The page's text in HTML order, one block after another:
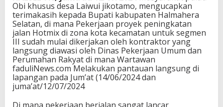
Obi khusus desa Laiwui jikotamo, mengucapkan
terimakasih kepada Bupati kabupaten Halmahera
Selatan, di mana Pekerjaan proyek peningkatan
jalan Hotmix di zona kota kecamatan untuk segmen
III sudah mulai dikerjakan oleh kontraktor yang
langsung diawasi oleh Dinas Pekerjaan Umum dan
Perumahan Rakyat di mana Wartawan
faduliNews.com Melakukan pantauan langsung di
lapangan pada Jum’at (14/06/2024 dan
juma’at/12/07/2024